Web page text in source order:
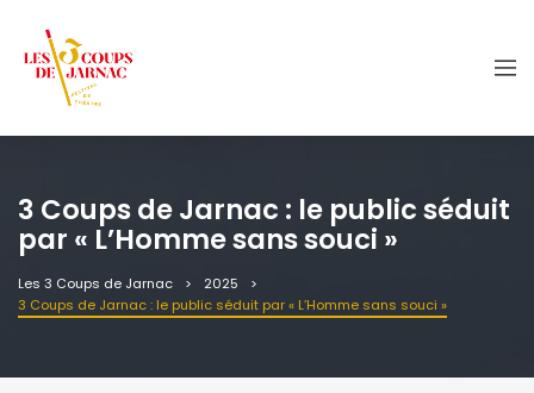
3 Coups de Jarnac : le public séduit
par « L’Homme sans souci »
Les 3 Coups de Jarnac
2025
3 Coups de Jarnac : le public séduit par « L’Homme sans souci »